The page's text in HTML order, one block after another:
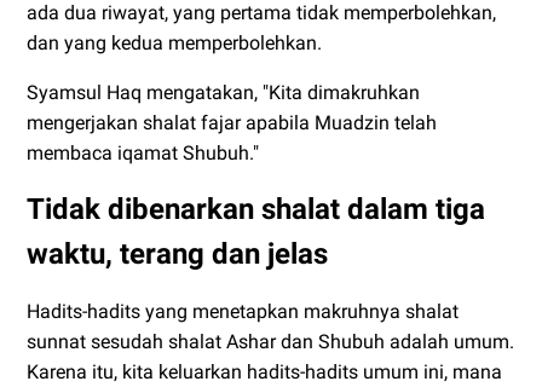
ada dua riwayat, yang pertama tidak memperbolehkan,
dan yang kedua memperbolehkan.
Syamsul Haq mengatakan, "Kita dimakruhkan
mengerjakan shalat fajar apabila Muadzin telah
membaca iqamat Shubuh."
Tidak dibenarkan shalat dalam tiga
waktu, terang dan jelas
Hadits-hadits yang menetapkan makruhnya shalat
sunnat sesudah shalat Ashar dan Shubuh adalah umum.
Karena itu, kita keluarkan hadits-hadits umum ini, mana